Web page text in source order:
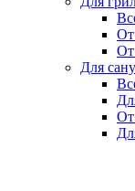
От
Для
От